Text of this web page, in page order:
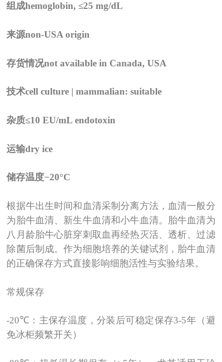
组成hemoglobin, ≤25 mg/dL
来源non-USA origin
存货情况not available in Canada, USA
技术cell culture | mammalian: suitable
杂质≤10 EU/mL endotoxin
运输dry ice
储存温度−20°C
根据牛出生时间和血清采制分离方法，血清一般分
为胎牛血清、新生牛血清和小牛血清。胎牛血清为
八月龄胎牛心脏穿刺取血再经热灭活、透析、过滤
除菌后制成。作为细胞培养的关键试剂，胎牛血清
的正确保存方式直接影响细胞活性与实验结果。
常规保存
-20℃ ：主保存温度，分装后可稳定保存3-5年（避
免冰柜频繁开关）